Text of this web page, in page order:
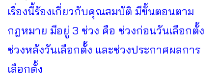
เรื่องนี้ร้องเกี่ยวกับคุณสมบัติ มีขั้นตอนตาม
กฎหมาย มีอยู่ 3 ช่วง คือ ช่วงก่อนวันเลือกตั้ง
ช่วงหลังวันเลือกตั้ง และช่วงประกาศผลการ
เลือกตั้ง